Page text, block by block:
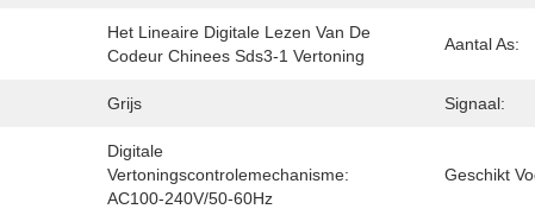
Het Lineaire Digitale Lezen Van De
Codeur Chinees Sds3-1 Vertoning
Aantal As:
Grijs Signaal:
Digitale
Vertoningscontrolemechanisme:
AC100-240V/50-60Hz
Geschikt